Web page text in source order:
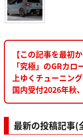
【この記事を最初
「究極」のGRカ
上ゆくチューニン
国内受付2026年秋
最新の投稿記事(